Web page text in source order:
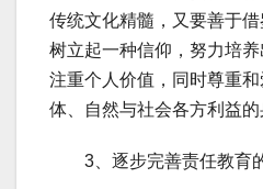
传统文化精髓，又要善于
树立起一种信仰，努力培养
注重个人价值，同时尊重
体、自然与社会各方利益的
3、逐步完善责任教育